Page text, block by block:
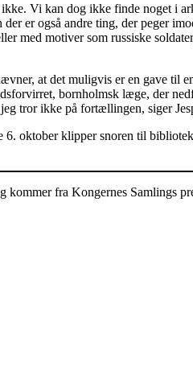
Vi kan dog ikke finde noget i
er også andre ting, der peger
med motiver som russiske
at det muligvis er en gave til
bornholmsk læge, der
tror ikke på fortællingen, siger
oktober klipper snoren til
fra Kongernes Samlings